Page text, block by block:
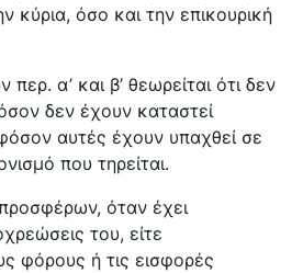
κύρια, όσο και την επικουρική
α’ και β’ θεωρείται ότι δεν
δεν έχουν καταστεί
αυτές έχουν υπαχθεί σε
που τηρείται.
όταν έχει
του, είτε
φόρους ή τις εισφορές